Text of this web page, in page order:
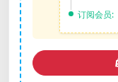
订阅会员: